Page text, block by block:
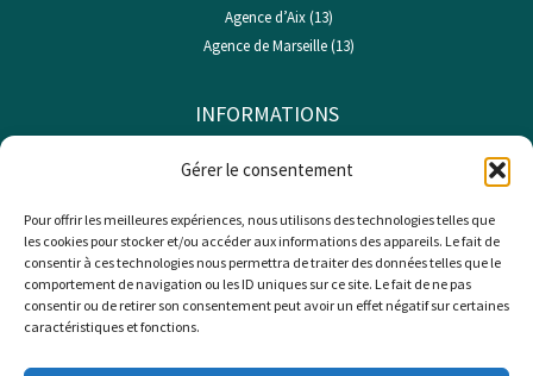
Gérer le consentement
Pour offrir les meilleures expériences, nous utilisons des technologies telles que
les cookies pour stocker et/ou accéder aux informations des appareils. Le fait de
consentir à ces technologies nous permettra de traiter des données telles que le
comportement de navigation ou les ID uniques sur ce site. Le fait de ne pas
consentir ou de retirer son consentement peut avoir un effet négatif sur certaines
caractéristiques et fonctions.
Agence d’Aix (13)
Agence de Marseille (13)
INFORMATIONS
Conditions générales d’utilisation
Mentions légales
Politique de confidentialité
Politique de cookies (UE)
Sitemap